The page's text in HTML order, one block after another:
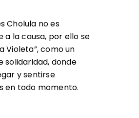
Cholula no es
a la causa, por ello se
Violeta”, como un
solidaridad, donde
y sentirse
en todo momento.